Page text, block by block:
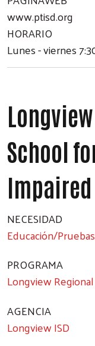
www.ptisd.org
HORARIO
Lunes - viernes
School
Impaired
NECESIDAD
Educación/
PROGRAMA
Longview
AGENCIA
Longview ISD